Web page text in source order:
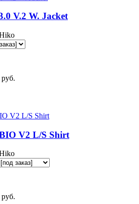
V.2 W. Jacket
руб.
V2 L/S Shirt
руб.